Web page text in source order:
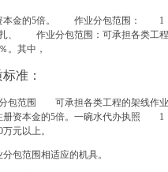
资本金的5倍。 作业分包范围： 1
、 作业分包范围：可承担各类工
。其中，
准：
围 可承担各类工程的架线作业
资本金的5倍。 一碗水代办执照 1．
元以上。
包范围相适应的机具。